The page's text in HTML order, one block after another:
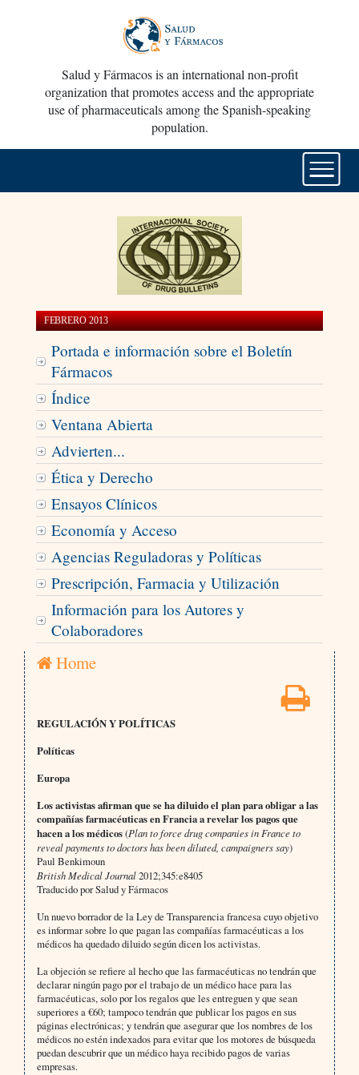
Salud y Fármacos is an international non-profit
organization that promotes access and the appropriate
use of pharmaceuticals among the Spanish-speaking
population.
FEBRERO 2013
Portada e información sobre el Boletín
Fármacos
Índice
Ventana Abierta
Advierten...
Ética y Derecho
Ensayos Clínicos
Economía y Acceso
Agencias Reguladoras y Políticas
Prescripción, Farmacia y Utilización
Información para los Autores y
Colaboradores
Home
REGULACIÓN Y POLÍTICAS
Políticas
Europa
Los activistas afirman que se ha diluido el plan para obligar a las
compañías farmacéuticas en Francia a revelar los pagos que
hacen a los médicos(Plan to force drug companies in France to
reveal payments to doctors has been diluted, campaigners say)
Paul Benkimoun
British Medical Journal2012;345:e8405
Traducido por Salud y Fármacos
Un nuevo borrador de la Ley de Transparencia francesa cuyo objetivo
es informar sobre lo que pagan las compañías farmacéuticas a los
médicos ha quedado diluido según dicen los activistas.
La objeción se refiere al hecho que las farmacéuticas no tendrán que
declarar ningún pago por el trabajo de un médico hace para las
farmacéuticas, solo por los regalos que les entreguen y que sean
superiores a €60; tampoco tendrán que publicar los pagos en sus
páginas electrónicas; y tendrán que asegurar que los nombres de los
médicos no estén indexados para evitar que los motores de búsqueda
puedan descubrir que un médico haya recibido pagos de varias
empresas.